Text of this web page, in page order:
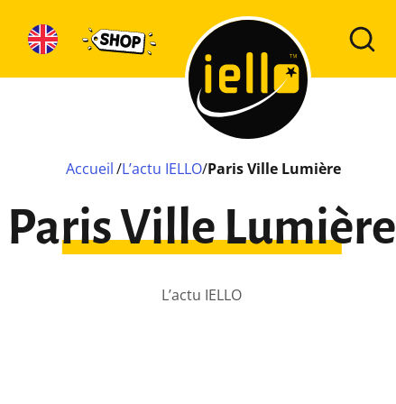
Accueil /L’actu IELLO/Paris Ville Lumière
Paris Ville Lumière
L’actu IELLO